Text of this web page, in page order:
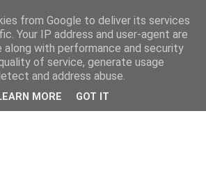
from Google to deliver its services
Your IP address and user-agent are
along with performance and security
of service, generate usage
and address abuse.
MORE GOT IT